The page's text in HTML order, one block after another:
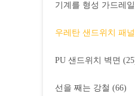
기계를 형성 가드레
우레탄 샌드위치 패
PU 샌드위치 벽면
선을 째는 강철 (66)